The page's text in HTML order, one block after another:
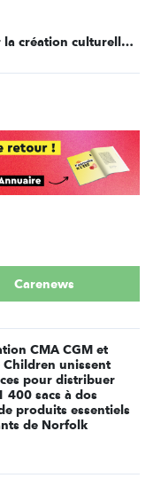
Vivendi Create Joy : professionnaliser la création culturelle africaine
Carenews
CMA CGM et
Children unissent
pour distribuer
400 sacs à dos
produits essentiels
de Norfolk